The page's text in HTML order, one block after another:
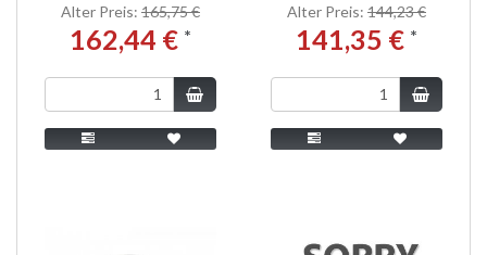
Alter Preis: 165,75 €
162,44 € *
Alter Preis: 144,23 €
141,35 € *